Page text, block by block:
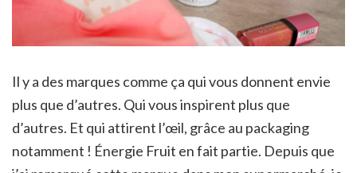
Il y a des marques comme ça qui vous donnent envie
plus que d’autres. Qui vous inspirent plus que
d’autres. Et qui attirent l’œil, grâce au packaging
notamment ! Énergie Fruit en fait partie. Depuis que